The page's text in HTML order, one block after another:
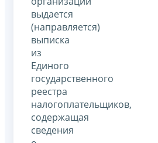
выдается
(направляется)
выписка
из
Единого
государственного
реестра
налогоплательщиков,
содержащая
сведения